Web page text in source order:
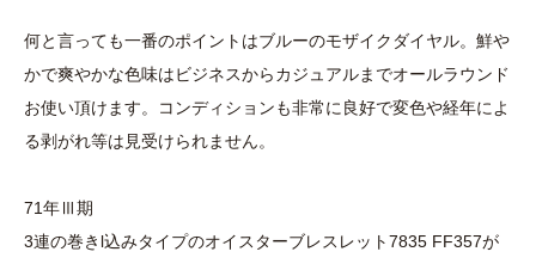
何と言っても一番のポイントはブルーのモザイクダイヤル。鮮や
かで爽やかな色味はビジネスからカジュアルまでオールラウンド
お使い頂けます。コンディションも非常に良好で変色や経年によ
る剥がれ等は見受けられません。
71年Ⅲ期
3連の巻きl込みタイプのオイスターブレスレット7835 FF357が